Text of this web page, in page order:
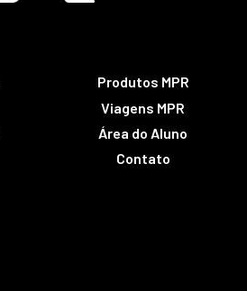
Produtos MPR
Viagens MPR
Área do Aluno
Contato